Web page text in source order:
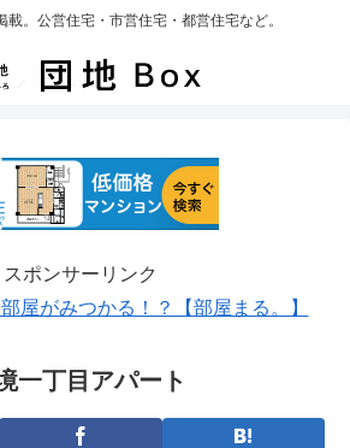
載。公営住宅・市営住宅・都営住宅など。
スポンサーリンク
屋がみつかる！？【部屋まる。】
一丁目アパート